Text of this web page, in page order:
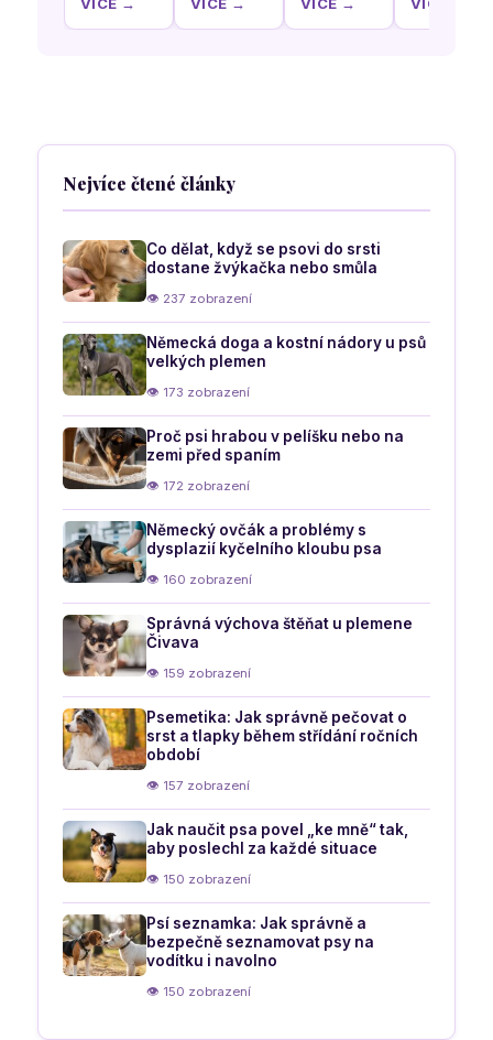
věcí
Nejvíce čtené články
Co dělat, když se psovi do srsti
dostane žvýkačka nebo smůla
👁 237 zobrazení
Německá doga a kostní nádory u psů
velkých plemen
👁 173 zobrazení
Proč psi hrabou v pelíšku nebo na
zemi před spaním
👁 172 zobrazení
Německý ovčák a problémy s
dysplazií kyčelního kloubu psa
👁 160 zobrazení
Správná výchova štěňat u plemene
Čivava
👁 159 zobrazení
Psemetika: Jak správně pečovat o
srst a tlapky během střídání ročních
období
👁 157 zobrazení
Jak naučit psa povel „ke mně“ tak,
aby poslechl za každé situace
👁 150 zobrazení
Psí seznamka: Jak správně a
bezpečně seznamovat psy na
vodítku i navolno
👁 150 zobrazení